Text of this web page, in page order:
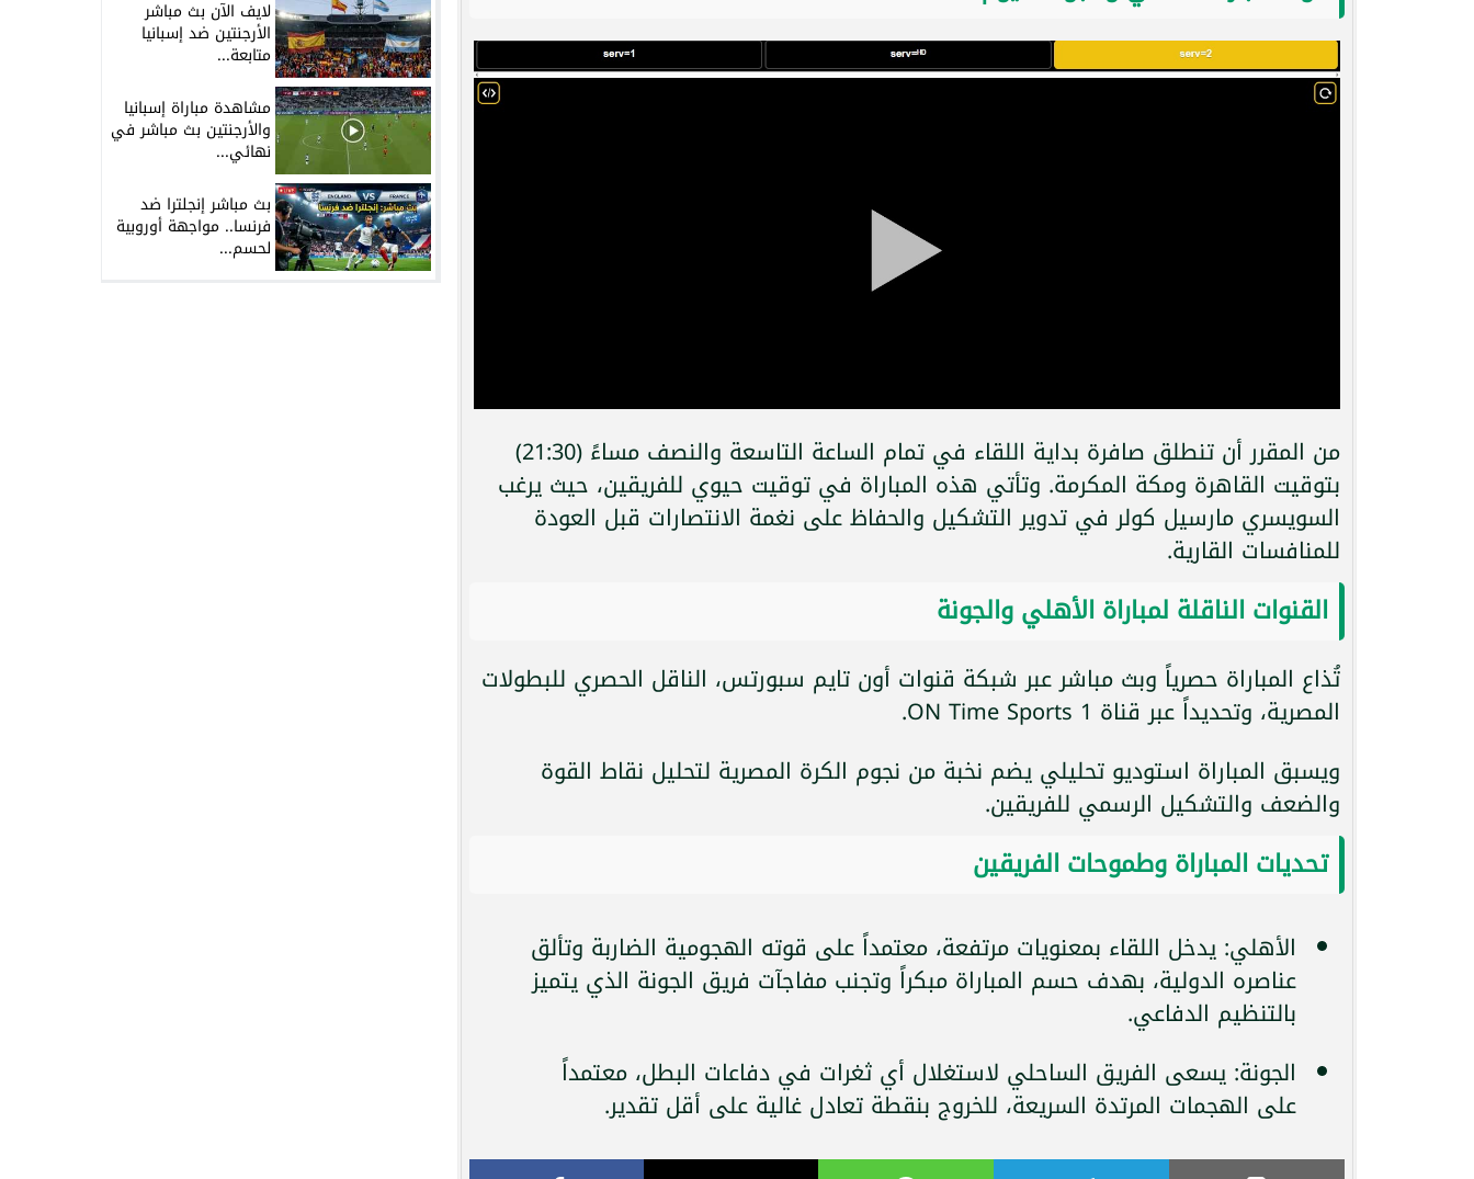
من المقرر أن تنطلق صافرة بداية اللقاء في تمام الساعة التاسعة والنصف مساءً (21:30)
بتوقيت القاهرة ومكة المكرمة. وتأتي هذه المباراة في توقيت حيوي للفريقين، حيث يرغب
السويسري مارسيل كولر في تدوير التشكيل والحفاظ على نغمة الانتصارات قبل العودة
للمنافسات القارية.
القنوات الناقلة لمباراة الأهلي والجونة
تُذاع المباراة حصرياً وبث مباشر عبر شبكة قنوات أون تايم سبورتس، الناقل الحصري للبطولات
المصرية، وتحديداً عبر قناة ON Time Sports 1.
ويسبق المباراة استوديو تحليلي يضم نخبة من نجوم الكرة المصرية لتحليل نقاط القوة
والضعف والتشكيل الرسمي للفريقين.
تحديات المباراة وطموحات الفريقين
الأهلي: يدخل اللقاء بمعنويات مرتفعة، معتمداً على قوته الهجومية الضاربة وتألق
عناصره الدولية، بهدف حسم المباراة مبكراً وتجنب مفاجآت فريق الجونة الذي يتميز
بالتنظيم الدفاعي.
الجونة: يسعى الفريق الساحلي لاستغلال أي ثغرات في دفاعات البطل، معتمداً
على الهجمات المرتدة السريعة، للخروج بنقطة تعادل غالية على أقل تقدير.
لايف الآن بث مباشر
الأرجنتين ضد إسبانيا
متابعة...
مشاهدة مباراة إسبانيا
والأرجنتين بث مباشر في
نهائي...
بث مباشر إنجلترا ضد
فرنسا.. مواجهة أوروبية
لحسم...